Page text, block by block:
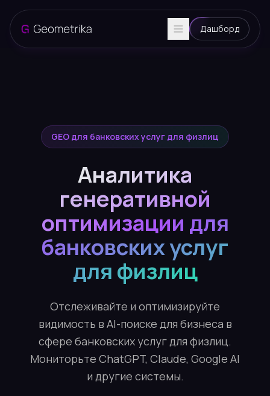
Дашборд
GEO для банковских услуг для физлиц
Аналитика
генеративной
оптимизации для
банковских услуг
для физлиц
Отслеживайте и оптимизируйте
видимость в AI-поиске для бизнеса в
сфере банковских услуг для физлиц.
Мониторьте ChatGPT, Claude, Google AI
и другие системы.